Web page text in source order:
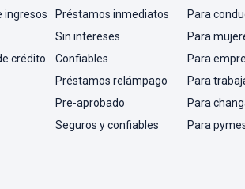
ingresos
crédito
Préstamos inmediatos
Sin intereses
Confiables
Préstamos relámpago
Pre-aprobado
Seguros y confiables
Para
Para
Para
Para
Para
Para